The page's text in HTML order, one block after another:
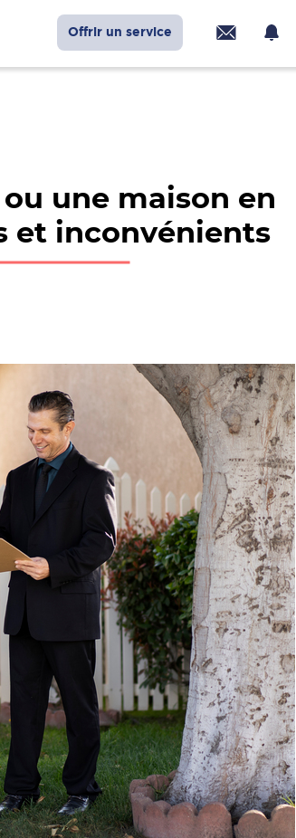
Offrir un service
une maison en
et inconvénients